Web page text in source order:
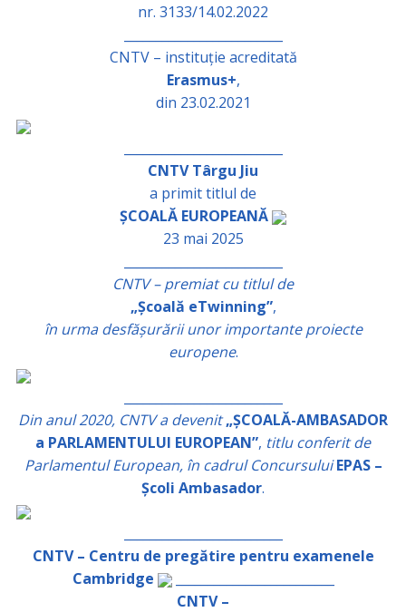
nr. 3133/14.02.2022
CNTV – instituție acreditată
Erasmus+,
din 23.02.2021
CNTV Târgu Jiu
a primit titlul de
ȘCOALĂ EUROPEANĂ
23 mai 2025
CNTV – premiat cu titlul de
„Școală eTwinning”,
în urma desfășurării unor importante proiecte
europene.
Din anul 2020, CNTV a devenit „ȘCOALĂ-AMBASADOR
a PARLAMENTULUI EUROPEAN”, titlu conferit de
Parlamentul European, în cadrul Concursului EPAS –
Școli Ambasador.
CNTV – Centru de pregătire pentru examenele
Cambridge
_________________________
CNTV –